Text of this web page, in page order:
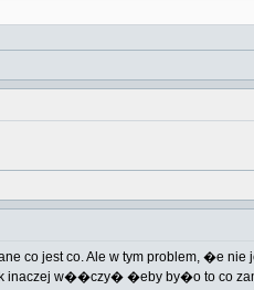
co jest co. Ale w tym problem, �e
inaczej w��czy� �eby by�o to co